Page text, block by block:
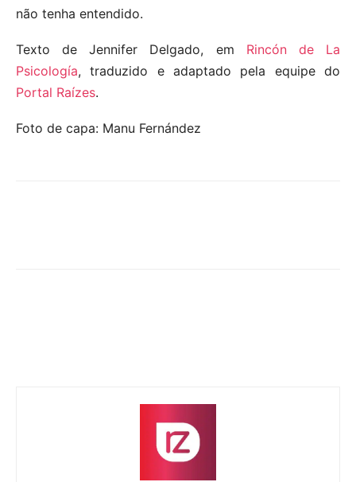
não tenha entendido.
Texto de Jennifer Delgado, em Rincón de La
Psicología, traduzido e adaptado pela equipe do
Portal Raízes.
Foto de capa: Manu Fernández